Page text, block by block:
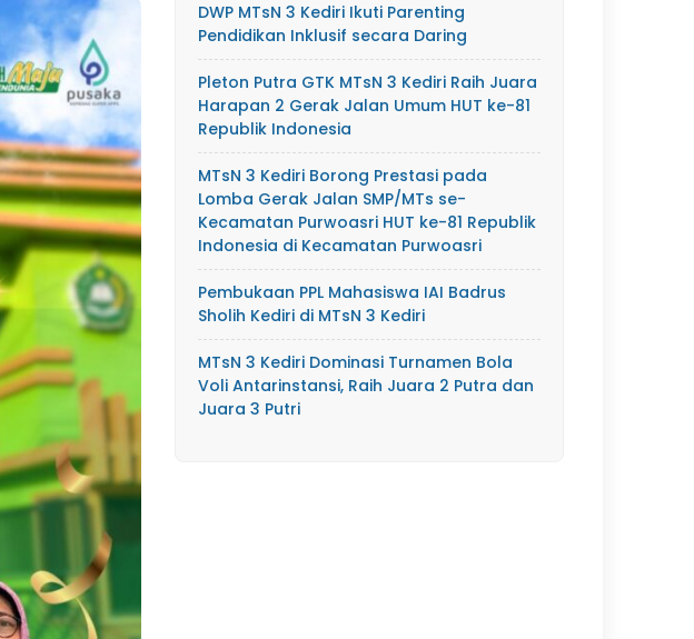
DWP MTsN 3 Kediri Ikuti Parenting
Pendidikan Inklusif secara Daring
Pleton Putra GTK MTsN 3 Kediri Raih Juara
Harapan 2 Gerak Jalan Umum HUT ke-81
Republik Indonesia
MTsN 3 Kediri Borong Prestasi pada
Lomba Gerak Jalan SMP/MTs se-
Kecamatan Purwoasri HUT ke-81 Republik
Indonesia di Kecamatan Purwoasri
Pembukaan PPL Mahasiswa IAI Badrus
Sholih Kediri di MTsN 3 Kediri
MTsN 3 Kediri Dominasi Turnamen Bola
Voli Antarinstansi, Raih Juara 2 Putra dan
Juara 3 Putri